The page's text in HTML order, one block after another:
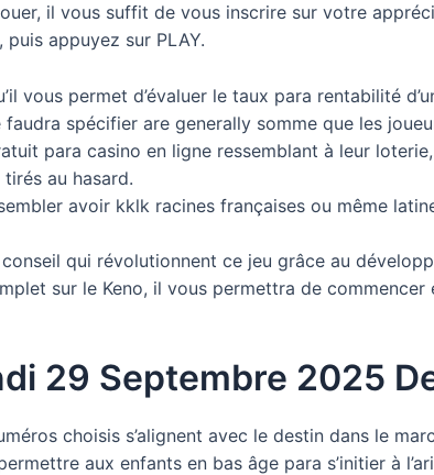
il vous suffit de vous inscrire sur votre
appuyez sur PLAY.
vous permet d’évaluer le taux para rentabilité
spécifier are generally somme que les
para casino en ligne ressemblant à leur
au hasard.
avoir kklk racines françaises ou même
qui révolutionnent ce jeu grâce au
sur le Keno, il vous permettra de
29 Septembre 2025
choisis s’alignent avec le destin dans le
aux enfants en bas âge para s’initier à